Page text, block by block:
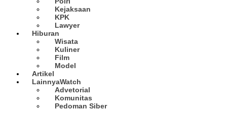
Kejaksaan
KPK
Lawyer
Hiburan
Wisata
Kuliner
Film
Model
Artikel
LainnyaWatch
Advetorial
Komunitas
Pedoman Siber